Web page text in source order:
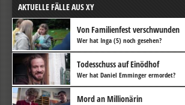
AKTUELLE FÄLLE AUS XY
Von Familienfest verschwunden
Wer hat Inga (5) noch gesehen?
Todesschuss auf Einödhof
Wer hat Daniel Emminger ermordet?
Mord an Millionärin